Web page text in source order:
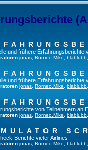
und frühere Erfahrungsberichte
jonas Romeo.Mike blablubb
und frühere Erfahrungsberichte
jonas Romeo.Mike blablubb
von Teilnehmern an
jonas Romeo.Mike blablubb
Berichte vieler Airlines
jonas Romeo.Mike blablubb